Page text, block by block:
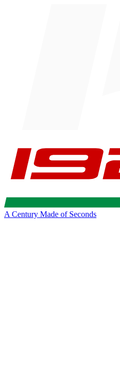
A Century Made of Seconds